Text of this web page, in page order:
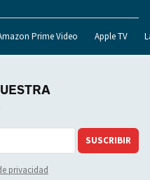
Prime Video Apple TV
SUSCRIBIR
privacidad